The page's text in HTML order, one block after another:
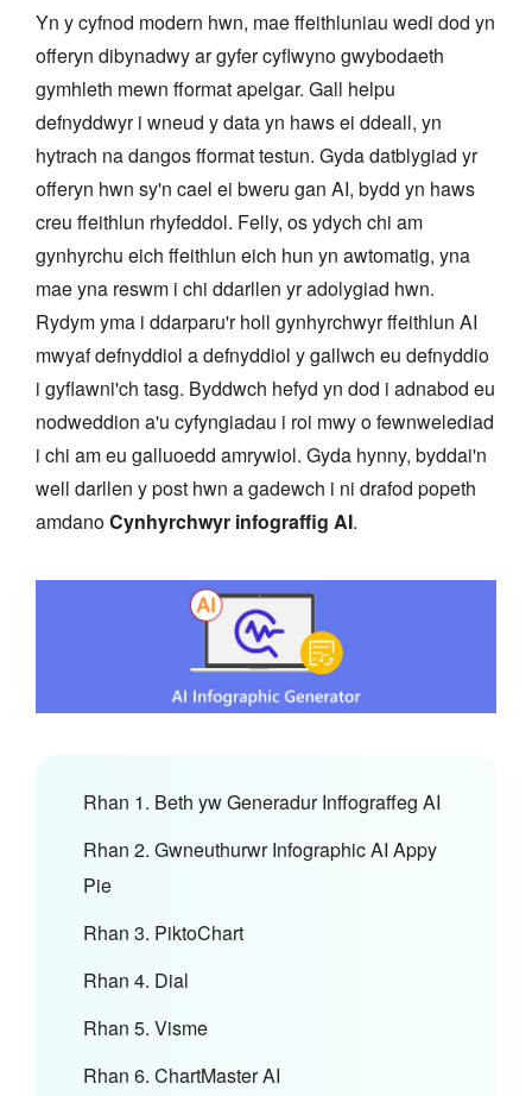
Yn y cyfnod modern hwn, mae ffeithluniau wedi dod yn
offeryn dibynadwy ar gyfer cyflwyno gwybodaeth
gymhleth mewn fformat apelgar. Gall helpu
defnyddwyr i wneud y data yn haws ei ddeall, yn
hytrach na dangos fformat testun. Gyda datblygiad yr
offeryn hwn sy'n cael ei bweru gan AI, bydd yn haws
creu ffeithlun rhyfeddol. Felly, os ydych chi am
gynhyrchu eich ffeithlun eich hun yn awtomatig, yna
mae yna reswm i chi ddarllen yr adolygiad hwn.
Rydym yma i ddarparu'r holl gynhyrchwyr ffeithlun AI
mwyaf defnyddiol a defnyddiol y gallwch eu defnyddio
i gyflawni'ch tasg. Byddwch hefyd yn dod i adnabod eu
nodweddion a'u cyfyngiadau i roi mwy o fewnwelediad
i chi am eu galluoedd amrywiol. Gyda hynny, byddai'n
well darllen y post hwn a gadewch i ni drafod popeth
amdanoCynhyrchwyr infograffig AI.
Rhan 1. Beth yw Generadur Inffograffeg AI
Rhan 2. Gwneuthurwr Infographic AI Appy
Pie
Rhan 3. PiktoChart
Rhan 4. Dial
Rhan 5. Visme
Rhan 6. ChartMaster AI